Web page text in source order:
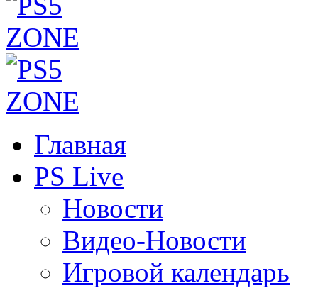
Главная
PS Live
Новости
Видео-Новости
Игровой календарь